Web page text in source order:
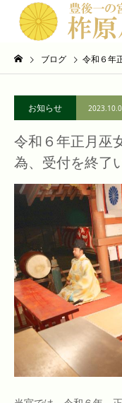
ブログ 令和６年正月
お知らせ
令和６年正月巫
為、受付を終了